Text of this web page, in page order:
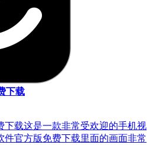
下载
下载这是一款非常受欢迎的手机视
件官方版免费下载里面的画面非常